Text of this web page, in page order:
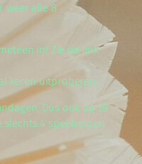
weer alle 8
in! Zie de link
keren uitproberen.
Dus ook op 29
4 speelvelden